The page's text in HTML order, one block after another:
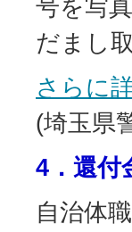
号を写
だまし
さらに
(埼玉県
4．還付
自治体